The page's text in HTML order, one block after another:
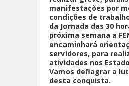
manifestações por
condições de
da Jornada das 30
próxima semana a
encaminhará
servidores, para
atividades nos
Vamos deflagrar a
desta conquista.